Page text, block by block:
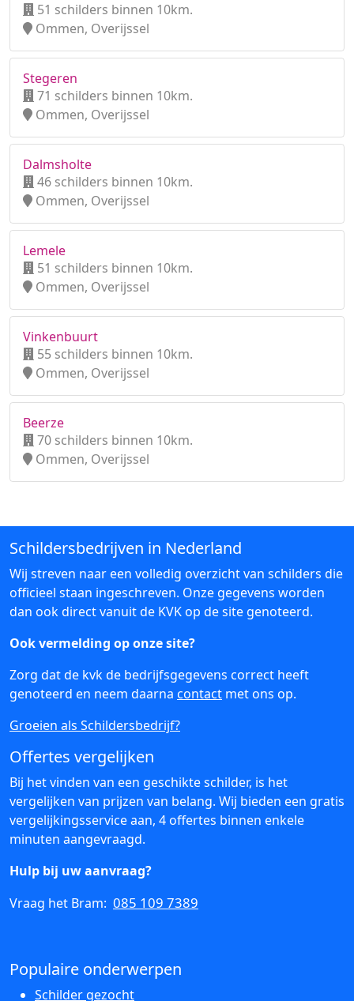
51 schilders binnen 10km.
Ommen, Overijssel
Stegeren
71 schilders binnen 10km.
Ommen, Overijssel
Dalmsholte
46 schilders binnen 10km.
Ommen, Overijssel
Lemele
51 schilders binnen 10km.
Ommen, Overijssel
Vinkenbuurt
55 schilders binnen 10km.
Ommen, Overijssel
Beerze
70 schilders binnen 10km.
Ommen, Overijssel
Schildersbedrijven in Nederland
Wij streven naar een volledig overzicht van schilders die
officieel staan ingeschreven. Onze gegevens worden
dan ook direct vanuit de KVK op de site genoteerd.
Ook vermelding op onze site?
Zorg dat de kvk de bedrijfsgegevens correct heeft
genoteerd en neem daarna contact met ons op.
Groeien als Schildersbedrijf?
Offertes vergelijken
Bij het vinden van een geschikte schilder, is het
vergelijken van prijzen van belang. Wij bieden een gratis
vergelijkingsservice aan, 4 offertes binnen enkele
minuten aangevraagd.
Hulp bij uw aanvraag?
Vraag het Bram: 085 109 7389
Populaire onderwerpen
Schilder gezocht